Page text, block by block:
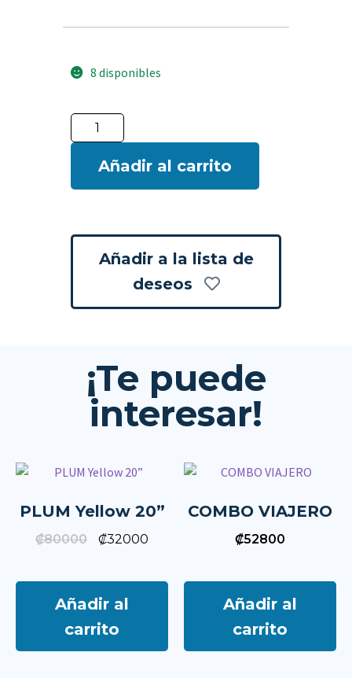
8 disponibles
Añadir al carrito
Añadir a la lista de
deseos
¡Te puede
interesar!
PLUM Yellow 20”
₡80000 ₡32000
Añadir al
carrito
COMBO VIAJERO
₡52800
Añadir al
carrito